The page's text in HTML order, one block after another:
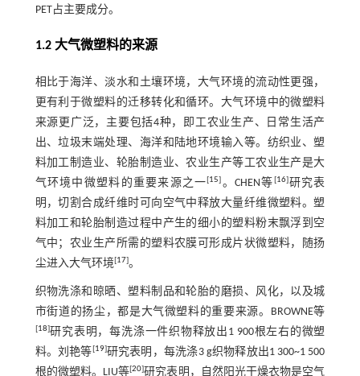
PET占主要成分。
1.2 大气微塑料的来源
相比于海洋、淡水和土壤环境，大气环境的流动性更强，
更有利于微塑料的迁移转化和循环。大气环境中的微塑料
来源更广泛，主要包括4种，即工农业生产、日常生活产
出、垃圾末端处理、海洋和陆地环境输入等。纺织业、塑
料加工制造业、轮胎制造业、农业生产等工农业生产是大
气环境中微塑料的重要来源之一[15] 。CHEN等 [16]研究表
明，切割合成纤维时可向空气中释放大量纤维微塑料。塑
料加工和轮胎制造过程中产生的细小的塑料粉末飘浮到空
气中；农业生产所需的塑料农膜可形成片状微塑料，随扬
尘进入大气环境[17]。
织物洗涤和晾晒、塑料制品和轮胎的磨损、风化，以及城
市街道的扬尘，都是大气微塑料的重要来源。BROWNE等
[18]研究表明，每洗涤一件织物释放出1 900根左右的微塑
料。刘艳等[19]研究表明，每洗涤3 g织物释放出1 300~1 500
根的微塑料。LIU等[20]研究表明，自然阳光干燥衣物是空气